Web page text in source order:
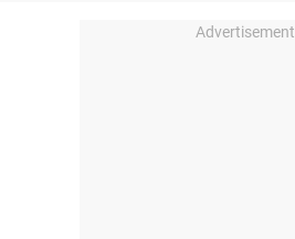
Advertisement